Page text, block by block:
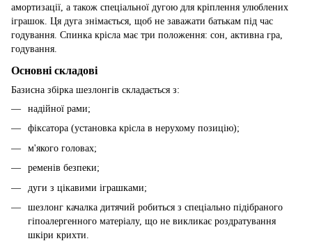
амортизації, а також спеціальної дугою для кріплення улюблених
іграшок. Ця дуга знімається, щоб не заважати батькам під час
годування. Спинка крісла має три положення: сон, активна гра,
годування.
Основні складові
Базисна збірка шезлонгів складається з:
надійної рами;
фіксатора (установка крісла в нерухому позицію);
м'якого головах;
ременів безпеки;
дуги з цікавими іграшками;
шезлонг качалка дитячий робиться з спеціально підібраного
гіпоалергенного матеріалу, що не викликає роздратування
шкіри крихти.